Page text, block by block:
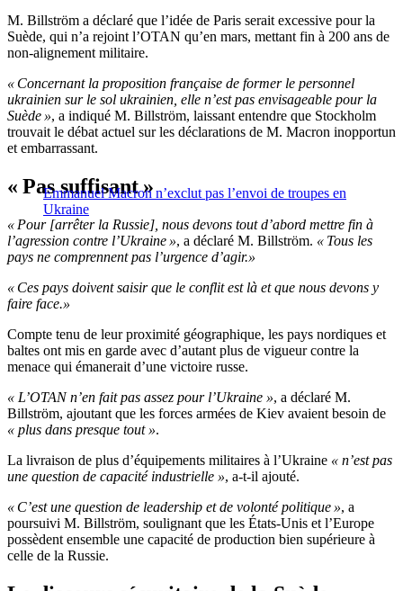
M. Billström a déclaré que l’idée de Paris serait excessive pour la
Suède, qui n’a rejoint l’OTAN qu’en mars, mettant fin à 200 ans de
non-alignement militaire.
« Concernant la proposition française de former le personnel
ukrainien sur le sol ukrainien, elle n’est pas envisageable pour la
Suède », a indiqué M. Billström, laissant entendre que Stockholm
trouvait le débat actuel sur les déclarations de M. Macron inopportun
et embarrassant.
Emmanuel Macron n’exclut pas l’envoi de troupes en
Ukraine
« Pas suffisant »
« Pour [arrêter la Russie], nous devons tout d’abord mettre fin à
l’agression contre l’Ukraine », a déclaré M. Billström. « Tous les
pays ne comprennent pas l’urgence d’agir.»
« Ces pays doivent saisir que le conflit est là et que nous devons y
faire face.»
Compte tenu de leur proximité géographique, les pays nordiques et
baltes ont mis en garde avec d’autant plus de vigueur contre la
menace qui émanerait d’une victoire russe.
« L’OTAN n’en fait pas assez pour l’Ukraine », a déclaré M.
Billström, ajoutant que les forces armées de Kiev avaient besoin de
« plus dans presque tout ».
La livraison de plus d’équipements militaires à l’Ukraine « n’est pas
une question de capacité industrielle », a-t-il ajouté.
« C’est une question de leadership et de volonté politique », a
poursuivi M. Billström, soulignant que les États-Unis et l’Europe
possèdent ensemble une capacité de production bien supérieure à
celle de la Russie.